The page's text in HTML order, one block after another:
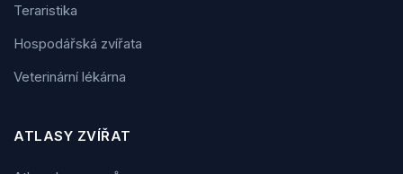
Teraristika
Hospodářská zvířata
Veterinární lékárna
ATLASY ZVÍŘAT